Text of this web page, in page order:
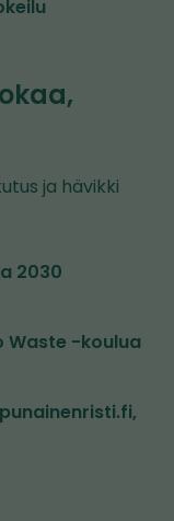
ja hävikki
2030
Waste -koulua